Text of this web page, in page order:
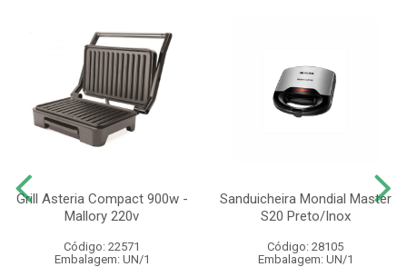
Grill Asteria Compact 900w -
Mallory 220v
Código: 22571
Embalagem: UN/1
Sanduicheira Mondial Master
S20 Preto/Inox
Código: 28105
Embalagem: UN/1